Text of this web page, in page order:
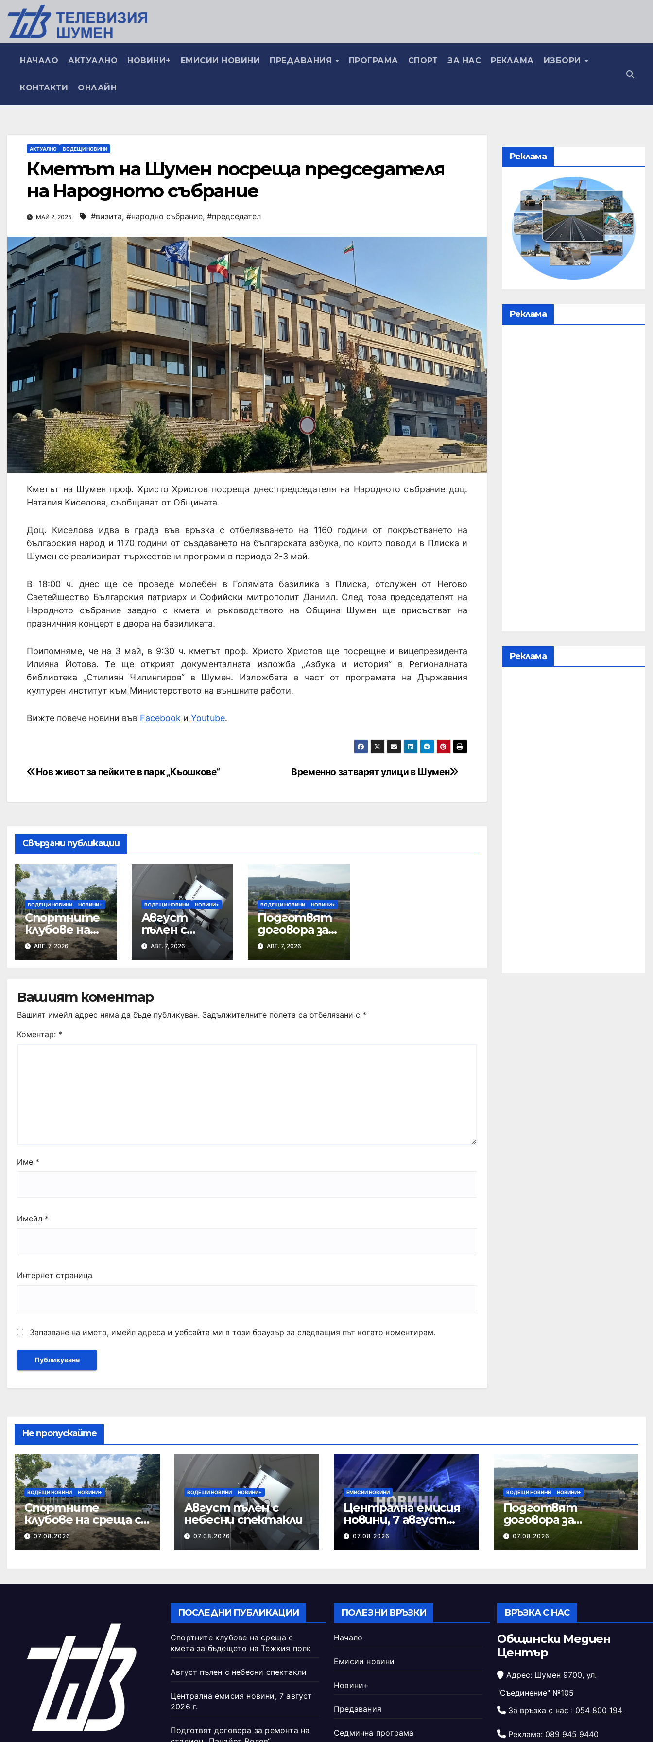
НАЧАЛО АКТУАЛНО НОВИНИ+ ЕМИСИИ НОВИНИ ПРЕДАВАНИЯ ПРОГРАМА СПОРТ ЗА НАС РЕКЛАМА ИЗБОРИ
КОНТАКТИ ОНЛАЙН
АКТУАЛНО ВОДЕЩИ НОВИНИ
Кметът на Шумен посреща председателя
на Народното събрание
МАЙ 2, 2025 #визита, #народно събрание, #председател
Кметът на Шумен проф. Христо Христов посреща днес председателя на Народното събрание доц.
Наталия Киселова, съобщават от Общината.
Доц. Киселова идва в града във връзка с отбелязването на 1160 години от покръстването на
българския народ и 1170 години от създаването на българската азбука, по които поводи в Плиска и
Шумен се реализират тържествени програми в периода 2-3 май.
В 18:00 ч. днес ще се проведе молебен в Голямата базилика в Плиска, отслужен от Негово
Светейшество Българския патриарх и Софийски митрополит Даниил. След това председателят на
Народното събрание заедно с кмета и ръководството на Община Шумен ще присъстват на
празничния концерт в двора на базиликата.
Припомняме, че на 3 май, в 9:30 ч. кметът проф. Христо Христов ще посрещне и вицепрезидента
Илияна Йотова. Те ще открият документалната изложба „Азбука и история“ в Регионалната
библиотека „Стилиян Чилингиров“ в Шумен. Изложбата е част от програмата на Държавния
културен институт към Министерството на външните работи.
Вижте повече новини във Facebook и Youtube.
Временно затварят улици в Шумен
Нов живот за пейките в парк „Кьошкове“
Свързани публикации
ВОДЕЩИ НОВИНИ НОВИНИ+
Спортните
клубове на
среща с
кмета за
полк
АВГ. 7, 2026
ВОДЕЩИ НОВИНИ НОВИНИ+
Август
пълен с
небесни
спектакли
АВГ. 7, 2026
ВОДЕЩИ НОВИНИ НОВИНИ+
Подготвят
договора за
ремонта на
стадион
АВГ. 7, 2026
Вашият коментар
Вашият имейл адрес няма да бъде публикуван. Задължителните полета са отбелязани с *
Коментар: *
Име *
Имейл *
Интернет страница
Запазване на името, имейл адреса и уебсайта ми в този браузър за следващия път когато коментирам.
Реклама
Реклама
Реклама
Не пропускайте
ВОДЕЩИ НОВИНИ НОВИНИ+
Спортните
клубове на среща с
кмета за
бъдещето на
07.08.2026
ВОДЕЩИ НОВИНИ НОВИНИ+
Август пълен с
небесни спектакли
07.08.2026
ЕМИСИИ НОВИНИ
Централна емисия
новини, 7 август
2026 г.
07.08.2026
ВОДЕЩИ НОВИНИ НОВИНИ+
Подготвят
договора за
ремонта на
стадион „Панайот
07.08.2026
ПОСЛЕДНИ ПУБЛИКАЦИИ
Спортните клубове на среща с
кмета за бъдещето на Тежкия полк
Август пълен с небесни спектакли
Централна емисия новини, 7 август
2026 г.
Подготвят договора за ремонта на
ПОЛЕЗНИ ВРЪЗКИ
Начало
Емисии новини
Новини+
Предавания
Седмична програма
ВРЪЗКА С НАС
Общински Медиен
Център
Адрес: Шумен 9700, ул.
"Съединение" №105
За връзка с нас : 054 800 194
Реклама: 089 945 9440